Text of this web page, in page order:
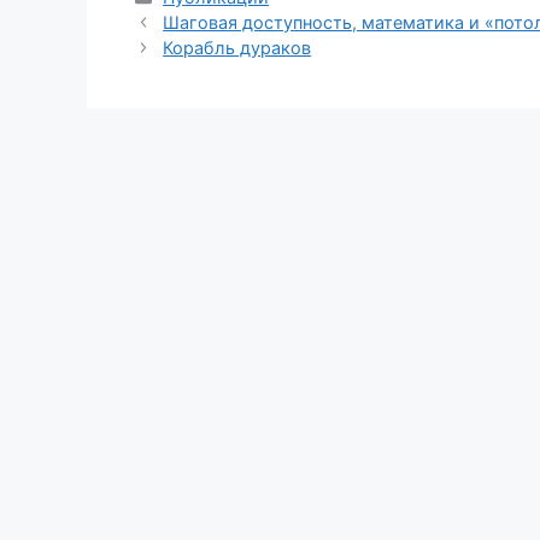
Шаговая доступность, математика и
Корабль дураков